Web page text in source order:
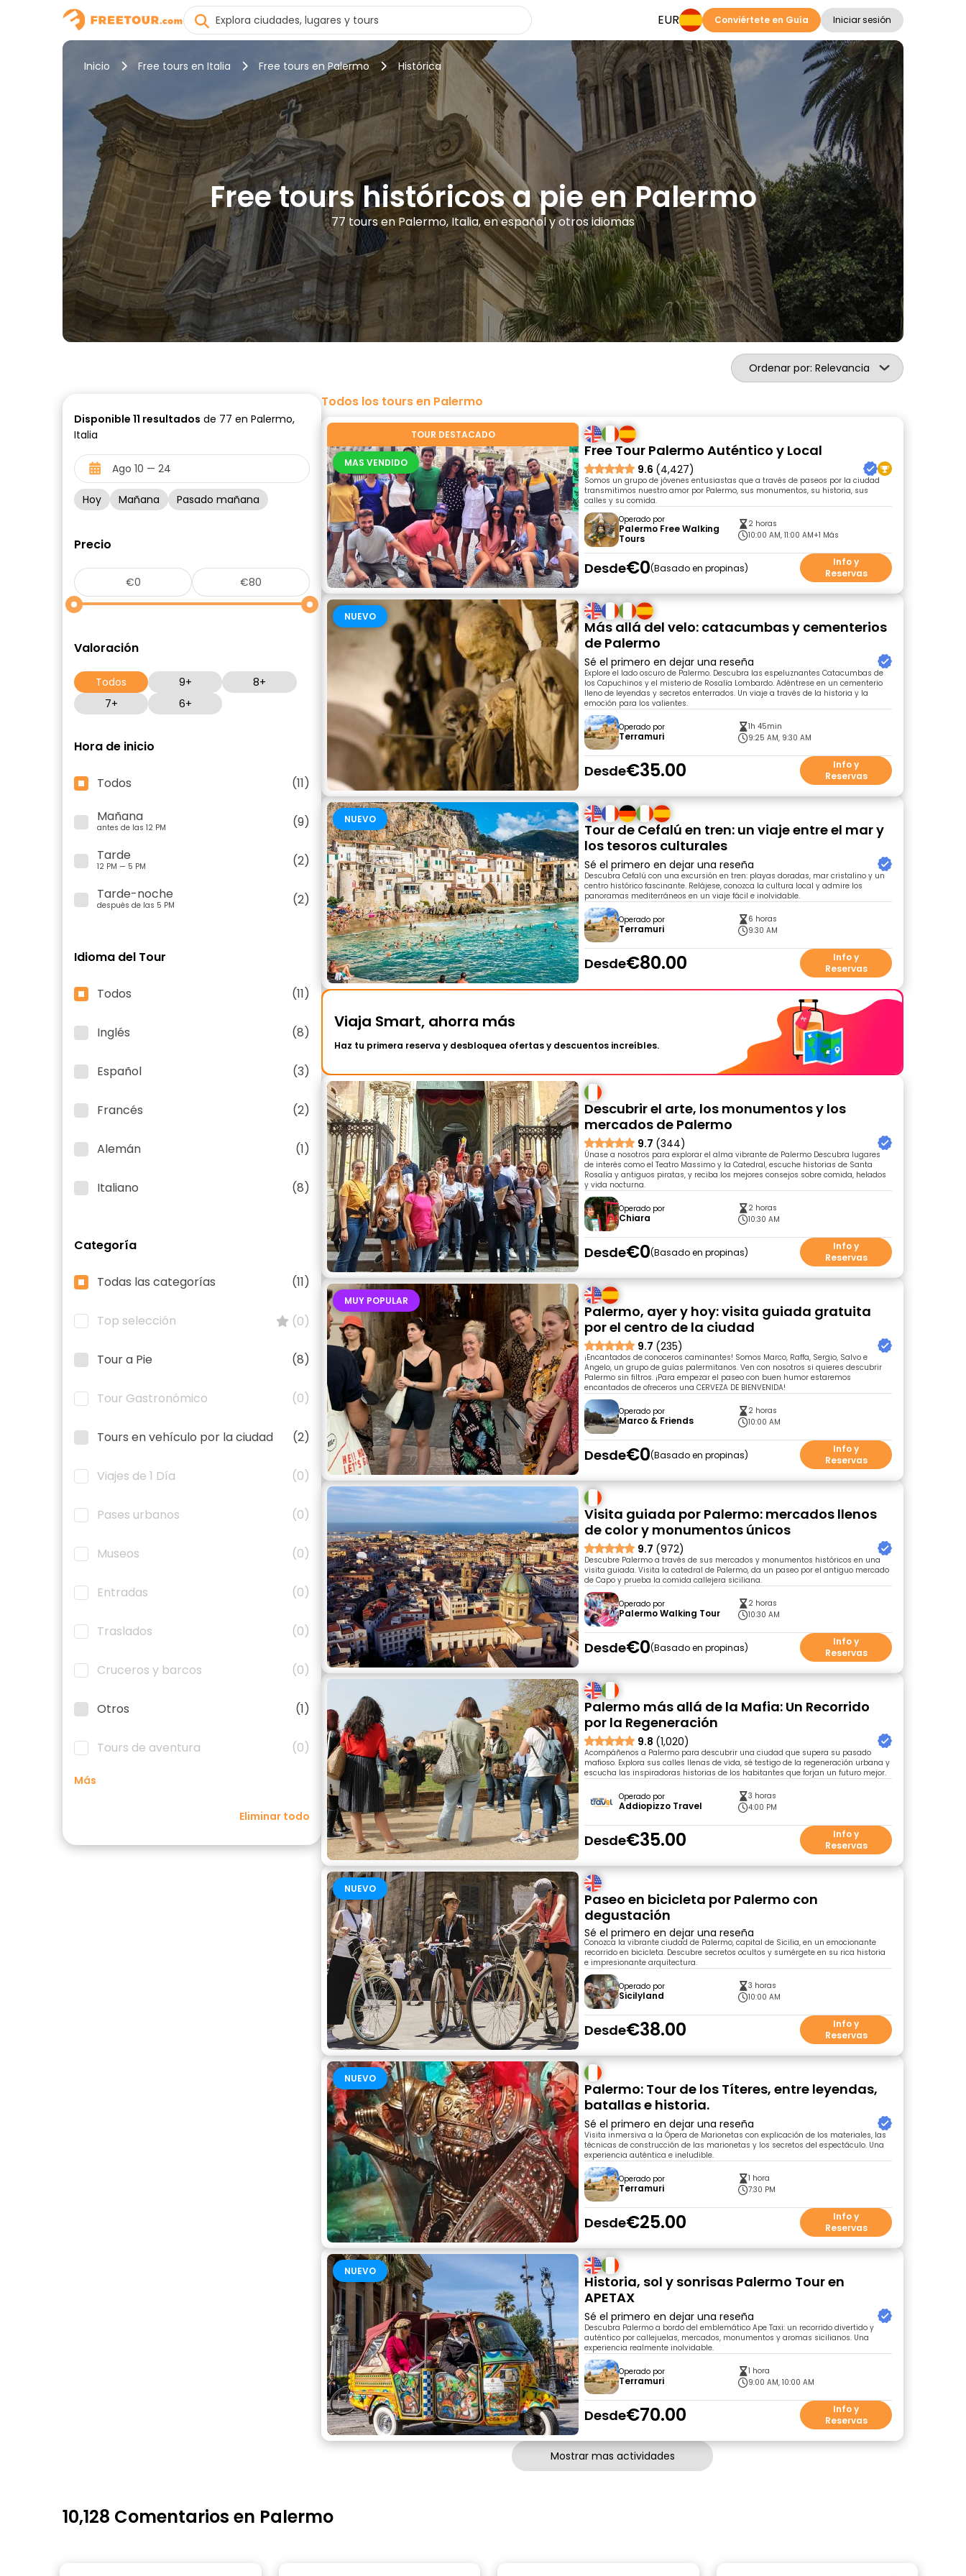
EUR Conviértete en Guía Iniciar sesión
Inicio Free tours en Italia Free tours en Palermo Histórica
Free tours históricos a pie en Palermo
77 tours en Palermo, Italia, en español y otros idiomas
Ordenar por: Relevancia
Disponible 11 resultados de 77 en Palermo,
Italia
Hoy Mañana Pasado mañana
Precio
Valoración
Todos 9+
8+
7+
6+
Hora de inicio
Todos
(11)
Mañana
antes de las 12 PM
(9)
Tarde
12 PM — 5 PM
(2)
Tarde-noche
después de las 5 PM (2)
Idioma del Tour
Todos (11)
Inglés (8)
Español (3)
Francés (2)
Alemán (1)
Italiano (8)
Categoría
Todas las categorías (11)
Top selección (0)
Tour a Pie (8)
Tour Gastronómico (0)
Tours en vehículo por la ciudad (2)
Viajes de 1 Día (0)
Pases urbanos (0)
Museos (0)
Entradas (0)
Traslados (0)
Cruceros y barcos (0)
Otros (1)
Tours de aventura (0)
Más
Eliminar todo
Todos los tours en Palermo
TOUR DESTACADO
MAS VENDIDO
Free Tour Palermo Auténtico y Local
9.6 (4,427)
Somos un grupo de jóvenes entusiastas que a través de paseos por la ciudad
transmitimos nuestro amor por Palermo, sus monumentos, su historia, sus
calles y su comida.
Operado por
Palermo Free Walking
Tours
2 horas
10:00 AM, 11:00 AM+1 Más
Desde€0 Basado en propinas
Info y
Reservas
NUEVO
Más allá del velo: catacumbas y cementerios
de Palermo
Sé el primero en dejar una reseña
Explore el lado oscuro de Palermo. Descubra las espeluznantes Catacumbas de
los Capuchinos y el misterio de Rosalía Lombardo. Adéntrese en un cementerio
lleno de leyendas y secretos enterrados. Un viaje a través de la historia y la
emoción para los valientes.
Operado por
Terramuri
1h 45min
9:25 AM, 9:30 AM
Desde€35.00
Info y
Reservas
NUEVO
Tour de Cefalú en tren: un viaje entre el mar y
los tesoros culturales
Sé el primero en dejar una reseña
Descubra Cefalú con una excursión en tren: playas doradas, mar cristalino y un
centro histórico fascinante. Relájese, conozca la cultura local y admire los
panoramas mediterráneos en un viaje fácil e inolvidable.
Operado por
Terramuri
6 horas
9:30 AM
Desde€80.00
Info y
Reservas
Viaja Smart, ahorra más
Haz tu primera reserva y desbloquea ofertas y descuentos increíbles.
Descubrir el arte, los monumentos y los
mercados de Palermo
9.7 (344)
Únase a nosotros para explorar el alma vibrante de Palermo Descubra lugares
de interés como el Teatro Massimo y la Catedral, escuche historias de Santa
Rosalía y antiguos piratas, y reciba los mejores consejos sobre comida, helados
y vida nocturna.
Operado por
Chiara
2 horas
10:30 AM
Desde€0 Basado en propinas
Info y
Reservas
MUY POPULAR
Palermo, ayer y hoy: visita guiada gratuita
por el centro de la ciudad
9.7 (235)
¡Encantados de conoceros caminantes! Somos Marco, Raffa, Sergio, Salvo e
Angelo, un grupo de guías palermitanos. Ven con nosotros si quieres descubrir
Palermo sin filtros. ¡Para empezar el paseo con buen humor estaremos
encantados de ofreceros una CERVEZA DE BIENVENIDA!
Operado por
Marco & Friends
2 horas
10:00 AM
Desde€0 Basado en propinas
Info y
Reservas
Visita guiada por Palermo: mercados llenos
de color y monumentos únicos
9.7 (972)
Descubre Palermo a través de sus mercados y monumentos históricos en una
visita guiada. Visita la catedral de Palermo, da un paseo por el antiguo mercado
de Capo y prueba la comida callejera siciliana.
Operado por
Palermo Walking Tour
2 horas
10:30 AM
Desde€0 Basado en propinas
Info y
Reservas
Palermo más allá de la Mafia: Un Recorrido
por la Regeneración
9.8 (1,020)
Acompáñenos a Palermo para descubrir una ciudad que supera su pasado
mafioso. Explora sus calles llenas de vida, sé testigo de la regeneración urbana y
escucha las inspiradoras historias de los habitantes que forjan un futuro mejor.
Operado por
Addiopizzo Travel
3 horas
4:00 PM
Desde€35.00
Info y
Reservas
NUEVO
Paseo en bicicleta por Palermo con
degustación
Sé el primero en dejar una reseña
Conozca la vibrante ciudad de Palermo, capital de Sicilia, en un emocionante
recorrido en bicicleta. Descubre secretos ocultos y sumérgete en su rica historia
e impresionante arquitectura.
Operado por
Sicilyland
3 horas
10:00 AM
Desde€38.00
Info y
Reservas
NUEVO
Palermo: Tour de los Títeres, entre leyendas,
batallas e historia.
Sé el primero en dejar una reseña
Visita inmersiva a la Ópera de Marionetas con explicación de los materiales, las
técnicas de construcción de las marionetas y los secretos del espectáculo. Una
experiencia auténtica e ineludible.
Operado por
Terramuri
1 hora
7:30 PM
Desde€25.00
Info y
Reservas
NUEVO
Historia, sol y sonrisas Palermo Tour en
APETAX
Sé el primero en dejar una reseña
Descubra Palermo a bordo del emblemático Ape Taxi: un recorrido divertido y
auténtico por callejuelas, mercados, monumentos y aromas sicilianos. Una
experiencia realmente inolvidable.
Operado por
Terramuri
1 hora
9:00 AM, 10:00 AM
Desde€70.00
Info y
Reservas
Mostrar mas actividades
10,128 Comentarios en Palermo